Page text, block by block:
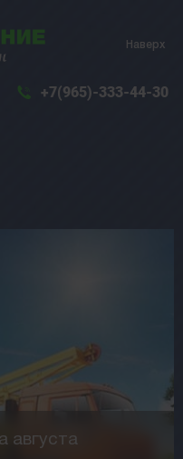
Наверх
+7(965)-333-44-30
августа